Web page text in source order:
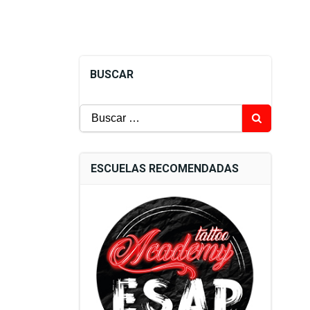
BUSCAR
Buscar:
ESCUELAS RECOMENDADAS